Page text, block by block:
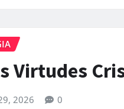
Virtudes
2026 0